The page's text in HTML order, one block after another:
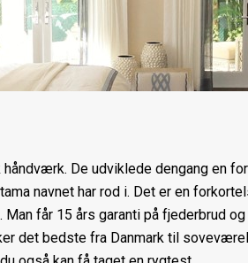
De udviklede dengang en
navnet har rod i. Det er en
får 15 års garanti på fjederbrud
det bedste fra Danmark til